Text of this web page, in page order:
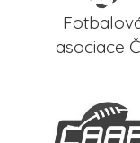
asociace